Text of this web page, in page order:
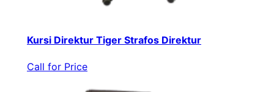
Kursi Direktur Tiger Strafos Direktur
Call for Price